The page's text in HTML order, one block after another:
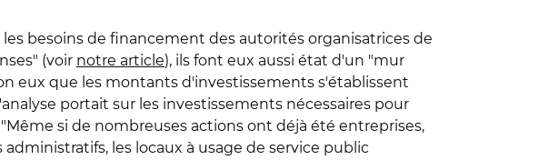
besoins de financement des autorités organisatrices de
(voir notre article), ils font eux aussi état d'un "mur
eux que les montants d'investissements s'établissent
portait sur les investissements nécessaires pour
Même si de nombreuses actions ont déjà été entreprises,
les locaux à usage de service public